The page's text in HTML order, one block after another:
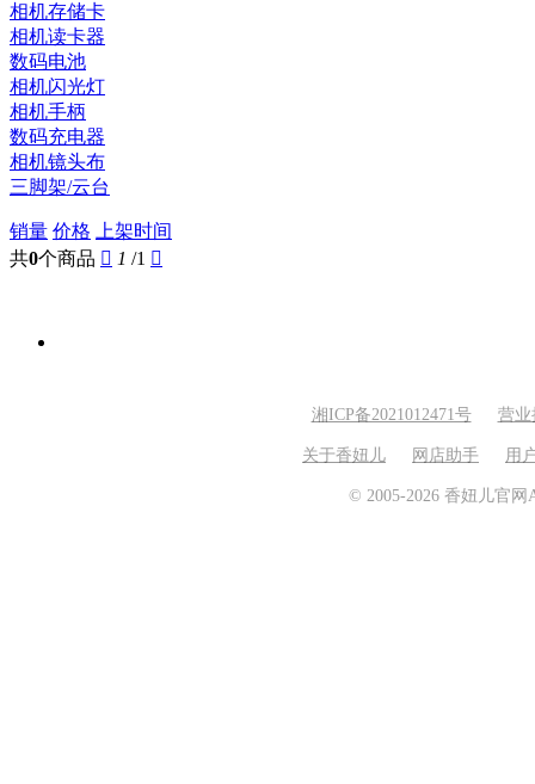
相机存储卡
相机读卡器
数码电池
相机闪光灯
相机手柄
数码充电器
相机镜头布
三脚架/云台
销量 价格 上架时间
共0个商品  1 /1 
湘ICP备2021012471号 营业
关于香妞儿 网店助手 用
© 2005-2026 香妞儿官